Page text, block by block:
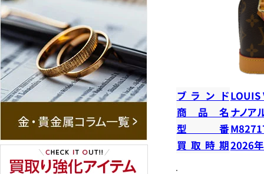
ブランドLOUIS
商品名 ナノア
型番
買取時期2026